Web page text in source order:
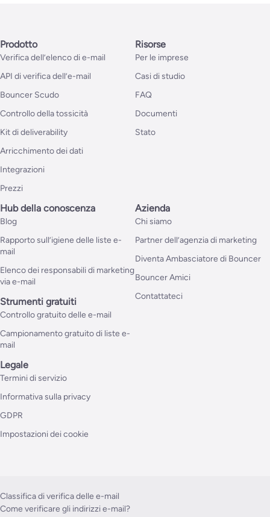
Prodotto
Verifica dell’elenco di e-mail
API di verifica dell’e-mail
Bouncer Scudo
Controllo della tossicità
Kit di deliverability
Arricchimento dei dati
Integrazioni
Prezzi
Risorse
Per le imprese
Casi di studio
FAQ
Documenti
Stato
Hub della conoscenza
Blog
Rapporto sull’igiene delle liste e-
mail
Elenco dei responsabili di marketing
via e-mail
Strumenti gratuiti
Controllo gratuito delle e-mail
Campionamento gratuito di liste e-
mail
Azienda
Chi siamo
Partner dell’agenzia di marketing
Diventa Ambasciatore di Bouncer
Bouncer Amici
Contattateci
Legale
Termini di servizio
Informativa sulla privacy
GDPR
Impostazioni dei cookie
Classifica di verifica delle e-mail
Come verificare gli indirizzi e-mail?